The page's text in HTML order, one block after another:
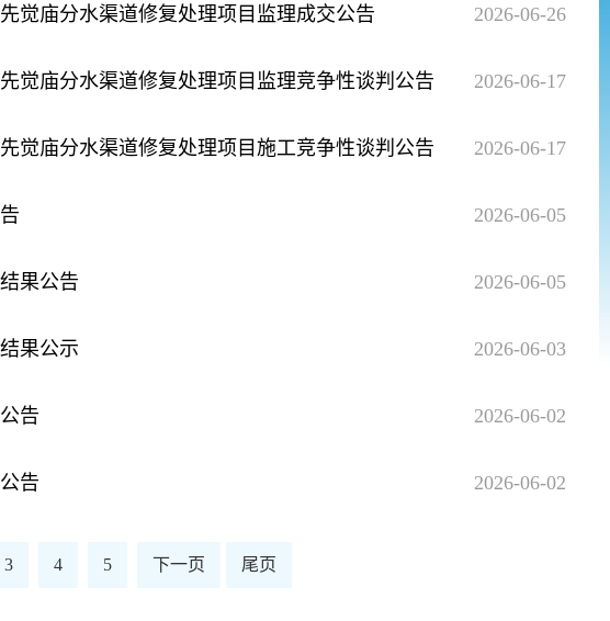
觉庙分水渠道修复处理项目监理成交公告 2026-06-26
觉庙分水渠道修复处理项目监理竞争性谈判公告 2026-06-17
觉庙分水渠道修复处理项目施工竞争性谈判公告 2026-06-17
2026-06-05
果公告 2026-06-05
果公示 2026-06-03
告 2026-06-02
告 2026-06-02
3 4 5 下一页 尾页